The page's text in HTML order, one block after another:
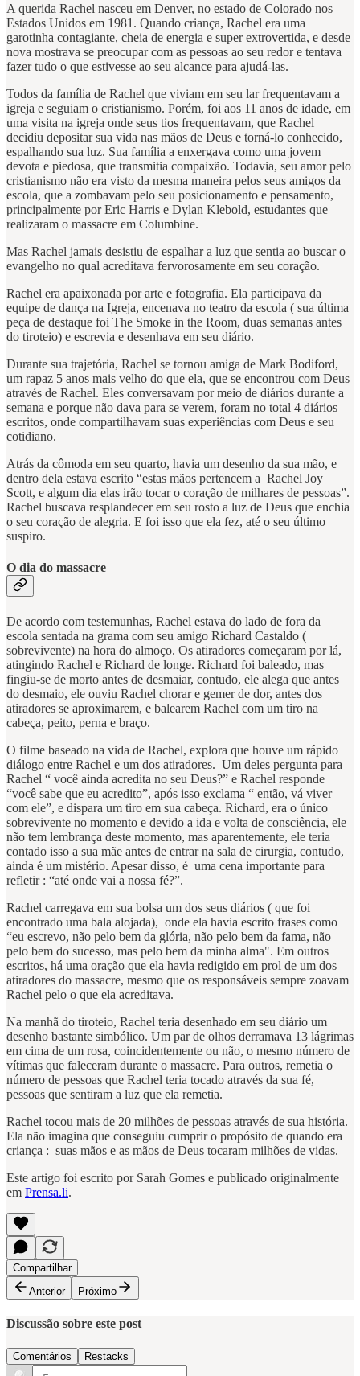
A querida Rachel nasceu em Denver, no estado de Colorado nos
Estados Unidos em 1981. Quando criança, Rachel era uma
garotinha contagiante, cheia de energia e super extrovertida, e desde
nova mostrava se preocupar com as pessoas ao seu redor e tentava
fazer tudo o que estivesse ao seu alcance para ajudá-las.
Todos da família de Rachel que viviam em seu lar frequentavam a
igreja e seguiam o cristianismo. Porém, foi aos 11 anos de idade, em
uma visita na igreja onde seus tios frequentavam, que Rachel
decidiu depositar sua vida nas mãos de Deus e torná-lo conhecido,
espalhando sua luz. Sua família a enxergava como uma jovem
devota e piedosa, que transmitia compaixão. Todavia, seu amor pelo
cristianismo não era visto da mesma maneira pelos seus amigos da
escola, que a zombavam pelo seu posicionamento e pensamento,
principalmente por Eric Harris e Dylan Klebold, estudantes que
realizaram o massacre em Columbine.
Mas Rachel jamais desistiu de espalhar a luz que sentia ao buscar o
evangelho no qual acreditava fervorosamente em seu coração.
Rachel era apaixonada por arte e fotografia. Ela participava da
equipe de dança na Igreja, encenava no teatro da escola ( sua última
peça de destaque foi The Smoke in the Room, duas semanas antes
do tiroteio) e escrevia e desenhava em seu diário.
Durante sua trajetória, Rachel se tornou amiga de Mark Bodiford,
um rapaz 5 anos mais velho do que ela, que se encontrou com Deus
através de Rachel. Eles conversavam por meio de diários durante a
semana e porque não dava para se verem, foram no total 4 diários
escritos, onde compartilhavam suas experiências com Deus e seu
cotidiano.
Atrás da cômoda em seu quarto, havia um desenho da sua mão, e
dentro dela estava escrito “estas mãos pertencem a Rachel Joy
Scott, e algum dia elas irão tocar o coração de milhares de pessoas”.
Rachel buscava resplandecer em seu rosto a luz de Deus que enchia
o seu coração de alegria. E foi isso que ela fez, até o seu último
suspiro.
O dia do massacre
De acordo com testemunhas, Rachel estava do lado de fora da
escola sentada na grama com seu amigo Richard Castaldo (
sobrevivente) na hora do almoço. Os atiradores começaram por lá,
atingindo Rachel e Richard de longe. Richard foi baleado, mas
fingiu-se de morto antes de desmaiar, contudo, ele alega que antes
do desmaio, ele ouviu Rachel chorar e gemer de dor, antes dos
atiradores se aproximarem, e balearem Rachel com um tiro na
cabeça, peito, perna e braço.
O filme baseado na vida de Rachel, explora que houve um rápido
diálogo entre Rachel e um dos atiradores. Um deles pergunta para
Rachel “ você ainda acredita no seu Deus?” e Rachel responde
“você sabe que eu acredito”, após isso exclama “ então, vá viver
com ele”, e dispara um tiro em sua cabeça. Richard, era o único
sobrevivente no momento e devido a ida e volta de consciência, ele
não tem lembrança deste momento, mas aparentemente, ele teria
contado isso a sua mãe antes de entrar na sala de cirurgia, contudo,
ainda é um mistério. Apesar disso, é uma cena importante para
refletir : “até onde vai a nossa fé?”.
Rachel carregava em sua bolsa um dos seus diários ( que foi
encontrado uma bala alojada), onde ela havia escrito frases como
“eu escrevo, não pelo bem da glória, não pelo bem da fama, não
pelo bem do sucesso, mas pelo bem da minha alma". Em outros
escritos, há uma oração que ela havia redigido em prol de um dos
atiradores do massacre, mesmo que os responsáveis sempre zoavam
Rachel pelo o que ela acreditava.
Na manhã do tiroteio, Rachel teria desenhado em seu diário um
desenho bastante simbólico. Um par de olhos derramava 13 lágrimas
em cima de um rosa, coincidentemente ou não, o mesmo número de
vítimas que faleceram durante o massacre. Para outros, remetia o
número de pessoas que Rachel teria tocado através da sua fé,
pessoas que sentiram a luz que ela remetia.
Rachel tocou mais de 20 milhões de pessoas através de sua história.
Ela não imagina que conseguiu cumprir o propósito de quando era
criança : suas mãos e as mãos de Deus tocaram milhões de vidas.
Este artigo foi escrito por Sarah Gomes e publicado originalmente
em Prensa.li.
Compartilhar
Anterior
Próximo
Discussão sobre este post
Comentários Restacks